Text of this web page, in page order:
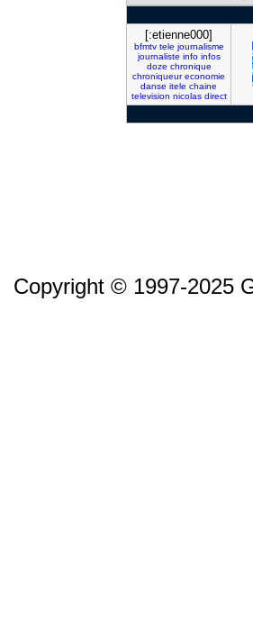
[:etienne000]
bfmtv tele journalisme
journaliste info infos
doze chronique
chroniqueur economie
danse itele chaine
television nicolas direct
Copyright © 1997-2025